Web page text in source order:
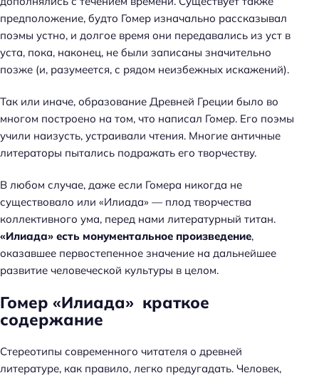
предположение, будто Гомер изначально рассказывал
поэмы устно, и долгое время они передавались из уст в
уста, пока, наконец, не были записаны значительно
позже (и, разумеется, с рядом неизбежных искажений).
Так или иначе, образование Древней Греции было во
многом построено на том, что написал Гомер. Его поэмы
учили наизусть, устраивали чтения. Многие античные
литераторы пытались подражать его творчеству.
В любом случае, даже если Гомера никогда не
существовало или «Илиада» — плод творчества
коллективного ума, перед нами литературный титан.
«Илиада» есть монументальное произведение,
оказавшее первостепенное значение на дальнейшее
развитие человеческой культуры в целом.
Гомер «Илиада» краткое
содержание
Стереотипы современного читателя о древней
литературе, как правило, легко предугадать. Человек,